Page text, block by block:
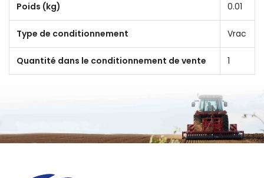
Poids (kg) 0.01
Type de conditionnement Vrac
Quantité dans le conditionnement de vente 1